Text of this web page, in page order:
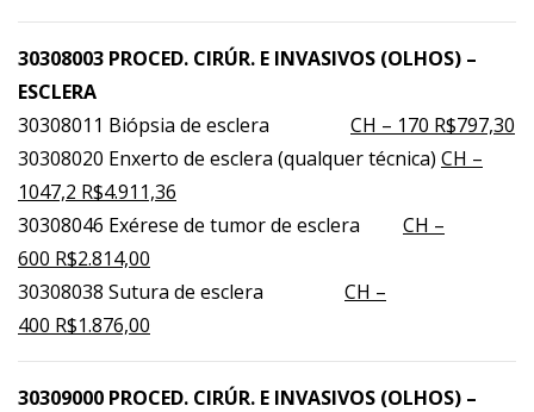
30308003 PROCED. CIRÚR. E INVASIVOS (OLHOS) –
ESCLERA
30308011 Biópsia de esclera CH – 170 R$797,30
30308020 Enxerto de esclera (qualquer técnica) CH –
1047,2 R$4.911,36
30308046 Exérese de tumor de esclera CH –
600 R$2.814,00
30308038 Sutura de esclera CH –
400 R$1.876,00
30309000 PROCED. CIRÚR. E INVASIVOS (OLHOS) –